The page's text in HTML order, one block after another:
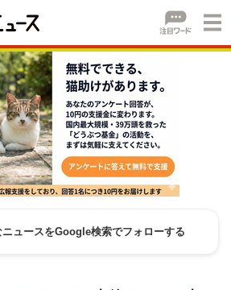
ニュースをGoogle検索でフォローする